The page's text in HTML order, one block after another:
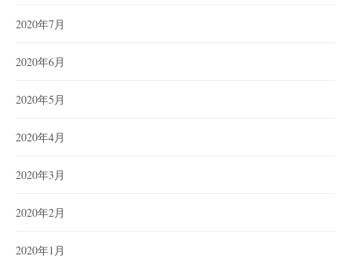
2020年7月
2020年6月
2020年5月
2020年4月
2020年3月
2020年2月
2020年1月